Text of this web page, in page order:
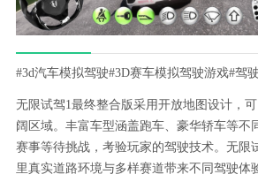
#3d汽车模拟驾驶#3D赛车模拟驾驶游戏#驾
无限试驾1最终整合版采用开放地图设计，
阔区域。丰富车型涵盖跑车、豪华轿车等不
赛事等待挑战，考验玩家的驾驶技术。无限
里真实道路环境与多样赛道带来不同驾驶体